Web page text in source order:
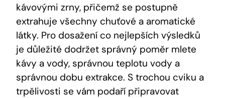
kávovými zrny, přičemž se postupně
extrahuje všechny chuťové a aromatické
látky. Pro dosažení co nejlepších výsledků
je důležité dodržet správný poměr mlete
kávy a vody, správnou teplotu vody a
správnou dobu extrakce. S trochou cviku a
trpělivosti se vám podaří připravovat